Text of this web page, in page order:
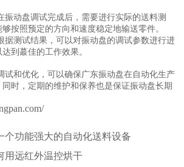
振动盘调试完成后，需要进行实际的送料测
按照预定的方向和速度稳定地输送零件。
据测试结果，可以对振动盘的调试参数进行进
到蕞佳的工作效果。
试和优化，可以确保广东振动盘在自动化生产
时，定期的维护和保养也是保证振动盘长期
措施。
个功能强大的自动化送料设备
用远红外温控烘干